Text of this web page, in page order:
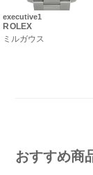
executive1
ROLEX
ミルガウス
おすすめ商